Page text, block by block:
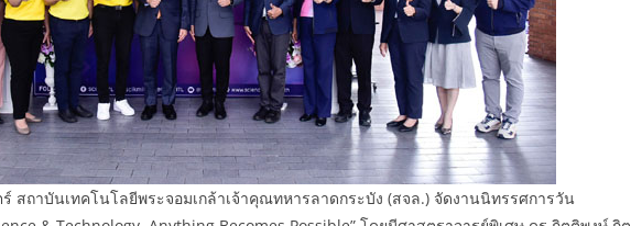
สถาบันเทคโนโลยีพระจอมเกล้าเจ้าคุณทหารลาดกระบัง (สจล.) จัดงานนิทรรศการวัน